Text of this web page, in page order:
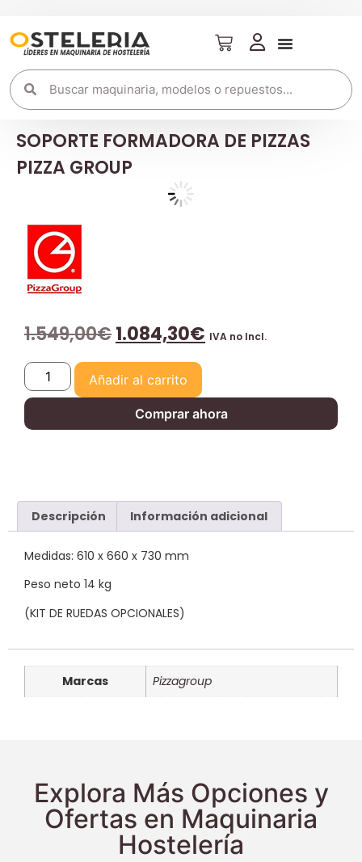
SOPORTE FORMADORA DE PIZZAS
PIZZA GROUP
1.549,00€1.084,30€ IVA no Incl.
Añadir al carrito
Comprar ahora
Descripción Información adicional
Medidas: 610 x 660 x 730 mm
Peso neto 14 kg
(KIT DE RUEDAS OPCIONALES)
Marcas Pizzagroup
Explora Más Opciones y
Ofertas en Maquinaria
Hostelería